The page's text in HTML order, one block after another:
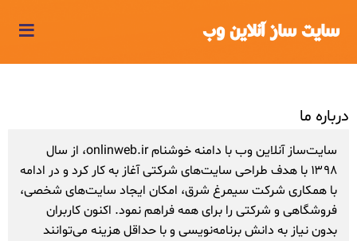
سایت ساز آنلاین وب ≡
درباره ما
سایت‌ساز آنلاین وب با دامنه خوشنام onlinweb.ir، از سال
۱۳۹۸ با هدف طراحی سایت‌های شرکتی آغاز به کار کرد و در ادامه
با همکاری شرکت سیمرغ شرق، امکان ایجاد سایت‌های شخصی،
فروشگاهی و شرکتی را برای همه فراهم نمود. اکنون کاربران
بدون نیاز به دانش برنامه‌نویسی و با حداقل هزینه می‌توانند